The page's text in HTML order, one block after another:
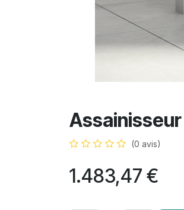
(0 avis)
1.483,47 €